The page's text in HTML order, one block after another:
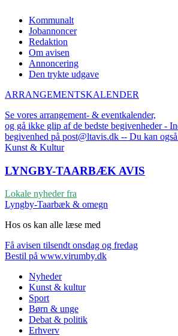
Kommunalt
Jobannoncer
Redaktion
Om avisen
Annoncering
Den trykte udgave
ARRANGEMENTSKALENDER
Se vores arrangement- & eventkalender,
og gå ikke glip af de bedste begivenheder -
begivenhed på post@ltavis.dk -- Du kan
Kunst & Kultur
LYNGBY-TAARBÆK AVIS
Lokale nyheder fra
Lyngby-Taarbæk & omegn
Hos os kan alle læse med
Få avisen tilsendt onsdag og fredag
Bestil på www.virumby.dk
Nyheder
Kunst & kultur
Sport
Børn & unge
Debat & politik
Erhverv